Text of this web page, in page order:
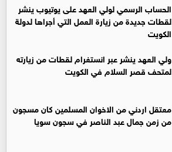
الحساب الرسمي لولي العهد على يوتيوب ينشر
لقطات جديدة من زيارة العمل التي أجراها لدولة
الكويت
ولي العهد ينشر عبر انستغرام لقطات من زيارته
لمتحف قصر السلام في الكويت
معتقل اردني من الاخوان المسلمين كان مسجون
من زمن جمال عبد الناصر في سجون سويا